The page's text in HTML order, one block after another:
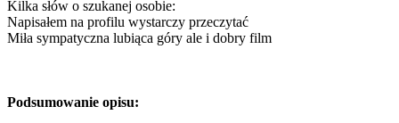
Kilka słów o szukanej osobie:
Napisałem na profilu wystarczy przeczytać
Miła sympatyczna lubiąca góry ale i dobry film
Podsumowanie opisu: